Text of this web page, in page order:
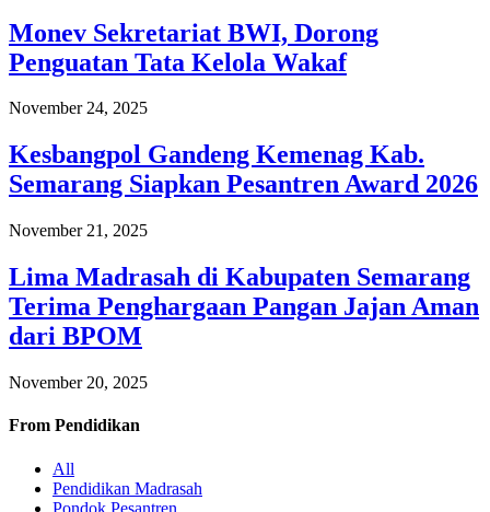
Monev Sekretariat BWI, Dorong
Penguatan Tata Kelola Wakaf
November 24, 2025
Kesbangpol Gandeng Kemenag Kab.
Semarang Siapkan Pesantren Award 2026
November 21, 2025
Lima Madrasah di Kabupaten Semarang
Terima Penghargaan Pangan Jajan Aman
dari BPOM
November 20, 2025
From Pendidikan
All
Pendidikan Madrasah
Pondok Pesantren